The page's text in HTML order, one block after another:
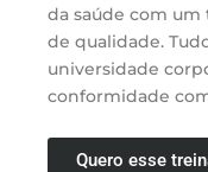
da saúde com
de qualidade.
universidade
conformidade com
Quero esse